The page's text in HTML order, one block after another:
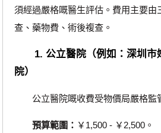
須經過嚴格嘅醫生評估。費用主要由
查、藥物費、術後複查。
1. 公立醫院（例如：深圳市
院）
公立醫院嘅收費受物價局嚴格監
預算範圍： ￥1,500 - ￥2,500。